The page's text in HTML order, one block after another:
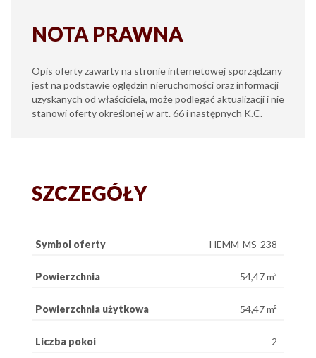
NOTA PRAWNA
Opis oferty zawarty na stronie internetowej sporządzany
jest na podstawie oględzin nieruchomości oraz informacji
uzyskanych od właściciela, może podlegać aktualizacji i nie
stanowi oferty określonej w art. 66 i następnych K.C.
SZCZEGÓŁY
Symbol oferty HEMM-MS-238
Powierzchnia 54,47 m²
Powierzchnia użytkowa 54,47 m²
Liczba pokoi 2